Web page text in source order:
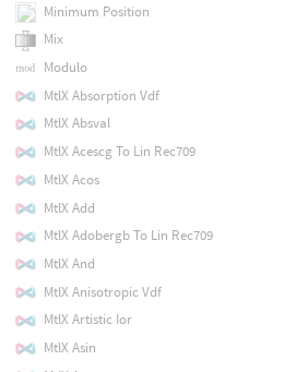
Minimum Position
Mix
Modulo
MtlX Absorption Vdf
MtlX Absval
MtlX Acescg To Lin Rec709
MtlX Acos
MtlX Add
MtlX Adobergb To Lin Rec709
MtlX And
MtlX Anisotropic Vdf
MtlX Artistic Ior
MtlX Asin